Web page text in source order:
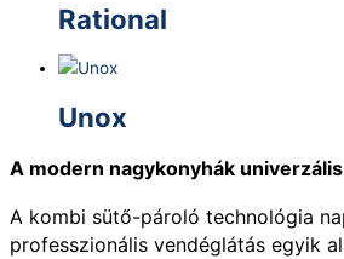
Rational
Unox
A modern nagykonyhák
A kombi sütő-pároló technológia
professzionális vendéglátás egyik